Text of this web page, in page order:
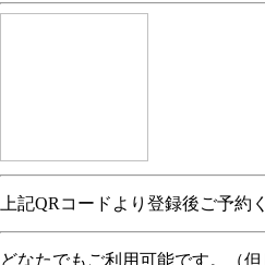
上記QRコードより登録後ご予約
どなたでもご利用可能です。（